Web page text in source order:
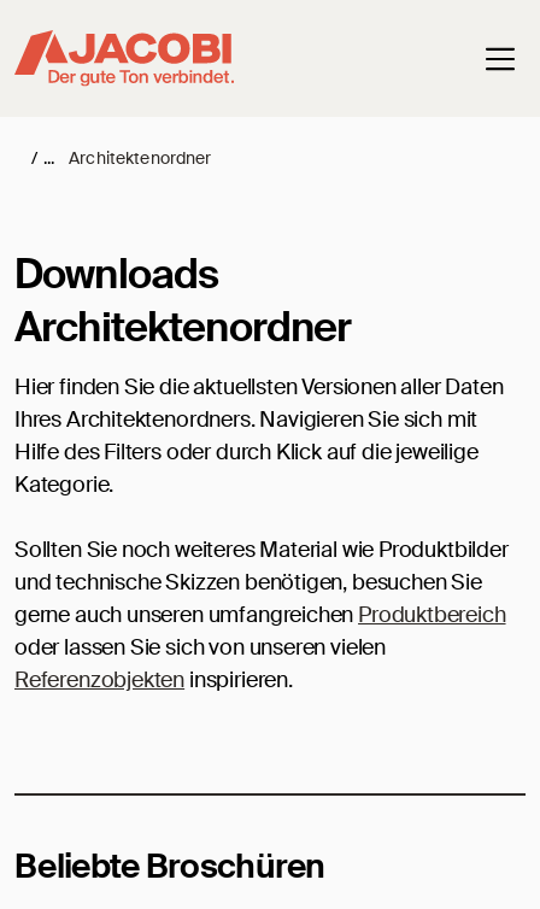
/ Architektenordner
Downloads
Architektenordner
Hier finden Sie die aktuellsten Versionen aller Daten
Ihres Architektenordners. Navigieren Sie sich mit
Hilfe des Filters oder durch Klick auf die jeweilige
Kategorie.
Sollten Sie noch weiteres Material wie Produktbilder
und technische Skizzen benötigen, besuchen Sie
gerne auch unseren umfangreichen Produktbereich
oder lassen Sie sich von unseren vielen
Referenzobjekten inspirieren.
Beliebte Broschüren